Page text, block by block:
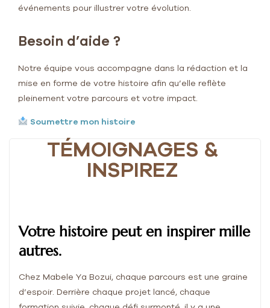
événements pour illustrer votre évolution.
Besoin d’aide ?
Notre équipe vous accompagne dans la rédaction et la
mise en forme de votre histoire afin qu’elle reflète
pleinement votre parcours et votre impact.
Soumettre mon histoire
TÉMOIGNAGES &
INSPIREZ
Votre histoire peut en inspirer mille
autres.
Chez Mabele Ya Bozui, chaque parcours est une graine
d’espoir. Derrière chaque projet lancé, chaque